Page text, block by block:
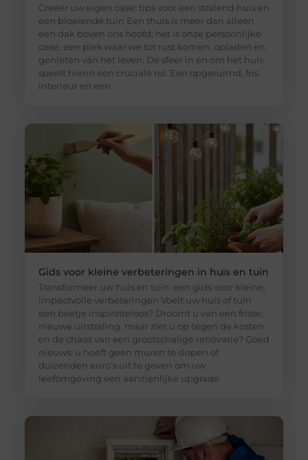
Creëer uw eigen oase: tips voor een stralend huis en
een bloeiende tuin Een thuis is meer dan alleen
een dak boven ons hoofd; het is onze persoonlijke
oase, een plek waar we tot rust komen, opladen en
genieten van het leven. De sfeer in en om het huis
speelt hierin een cruciale rol. Een opgeruimd, fris
interieur en een
Gids voor kleine verbeteringen in huis en tuin
Transformeer uw huis en tuin: een gids voor kleine,
impactvolle verbeteringen Voelt uw huis of tuin
een beetje inspiratieloos? Droomt u van een frisse,
nieuwe uitstraling, maar ziet u op tegen de kosten
en de chaos van een grootschalige renovatie? Goed
nieuws: u hoeft geen muren te slopen of
duizenden euro’s uit te geven om uw
leefomgeving een aanzienlijke upgrade